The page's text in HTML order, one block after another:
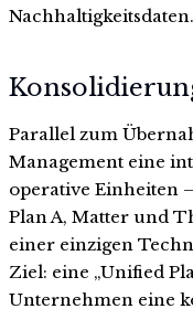
Nachhaltigkeitsdaten.
Parallel zum
Management eine
operative Einheiten
Plan A, Matter und
einer einzigen
Ziel: eine „Unified
Unternehmen eine